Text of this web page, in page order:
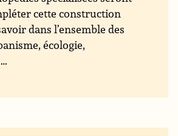
cette construction
dans l’ensemble des
écologie,